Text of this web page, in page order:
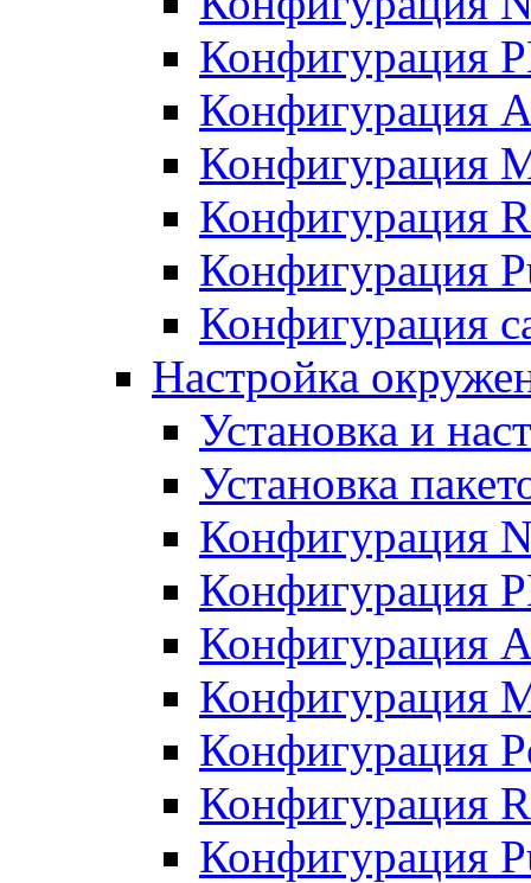
Конфигурация
Конфигурация
Конфигурация
Конфигурация
Конфигурация
Конфигурация
Настройка
Установка и
Установка
Конфигурация
Конфигурация
Конфигурация
Конфигурация
Конфигурация
Конфигурация
Конфигурация